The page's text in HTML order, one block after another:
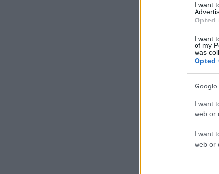
I want
Opted
I want
of my
was
Opted
Google
I want
web or
I want
web or